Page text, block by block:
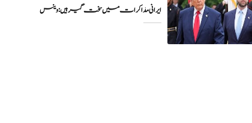
ایرانی مذاکرات میں سخت گیر ہیں: وینس